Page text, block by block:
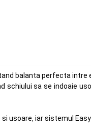
balanta perfecta intre
sa se indoaie
usoare, iar sistemul